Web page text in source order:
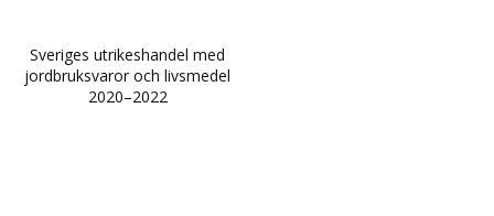
Sveriges utrikeshandel med
jordbruksvaror och livsmedel
2020–2022